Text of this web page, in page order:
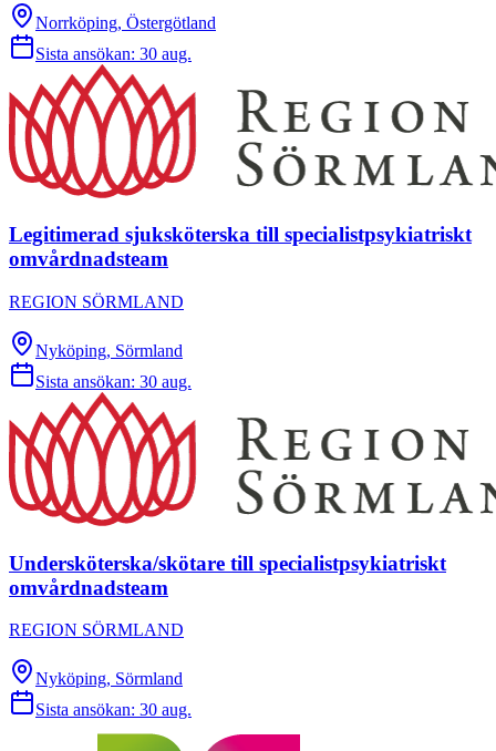
Norrköping, Östergötland
Sista ansökan: 30 aug.
Legitimerad sjuksköterska till specialistpsykiatriskt
omvårdnadsteam
REGION SÖRMLAND
Nyköping, Sörmland
Sista ansökan: 30 aug.
Undersköterska/skötare till specialistpsykiatriskt
omvårdnadsteam
REGION SÖRMLAND
Nyköping, Sörmland
Sista ansökan: 30 aug.